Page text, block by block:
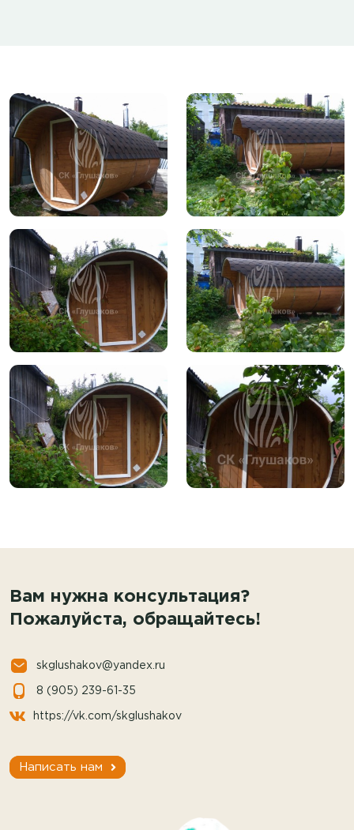
Вам нужна консультация?
Пожалуйста, обращайтесь!
skglushakov@yandex.ru
8 (905) 239-61-35
https://vk.com/skglushakov
Написать нам